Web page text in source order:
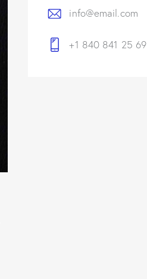
info@email.com
+1 840 841 25 69